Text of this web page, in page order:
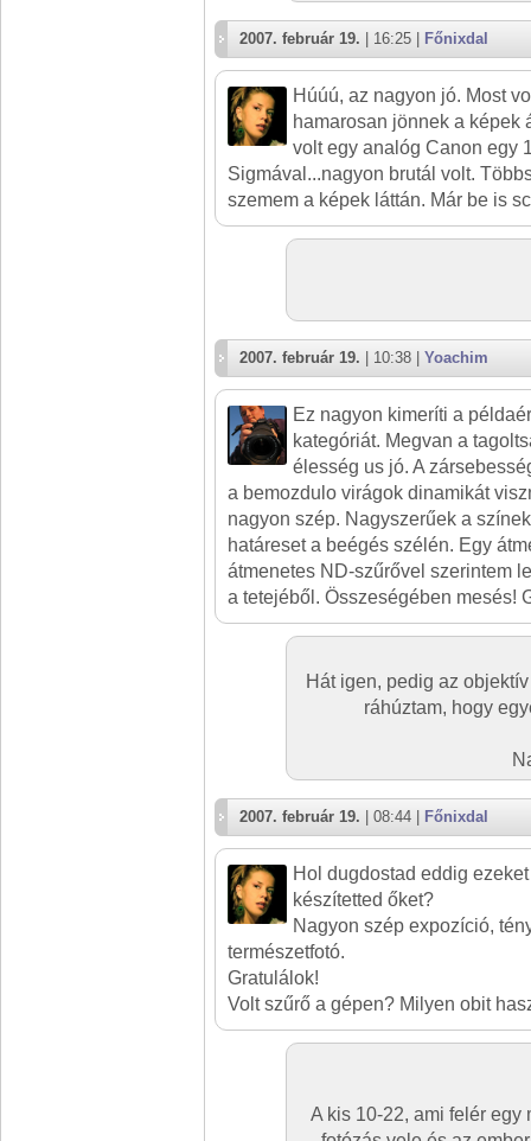
2007. február 19. | 16:25 | Főnixdal
Húúú, az nagyon jó. Most
hamarosan jönnek a képek
volt egy analóg Canon egy
Sigmával...nagyon brutál volt.
szemem a képek láttán. Már be is
2007. február 19. | 10:38 | Yoachim
Ez nagyon kimeríti a
kategóriát. Megvan a
élesség us jó. A
a bemozdulo virágok dinamikát
nagyon szép. Nagyszerűek a
határeset a beégés szélén. Egy
átmenetes ND-szűrővel szerintem
a tetejéből. Összeségében mesés!
Hát igen, pedig az
ráhúztam, hogy
2007. február 19. | 08:44 | Főnixdal
Hol dugdostad eddig
készítetted őket?
Nagyon szép expozíció,
természetfotó.
Gratulálok!
Volt szűrő a gépen? Milyen obit
A kis 10-22, ami felér egy